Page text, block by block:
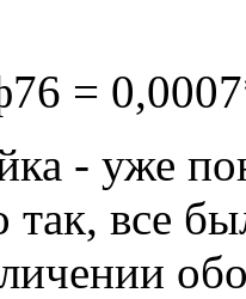
=
- уже
так, все